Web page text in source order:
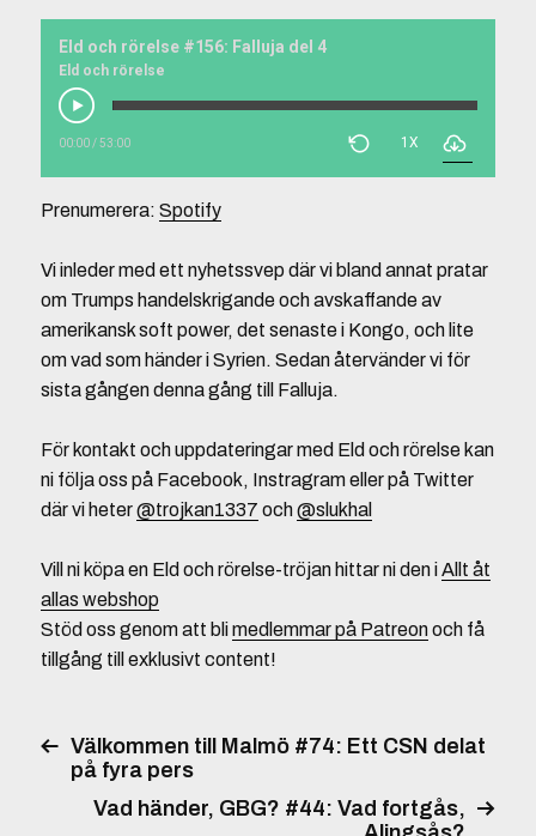
Eld och rörelse #156: Falluja del 4
Eld och rörelse
00:00/53:00 1X
Prenumerera: Spotify
Vi inleder med ett nyhetssvep där vi bland annat pratar
om Trumps handelskrigande och avskaffande av
amerikansk soft power, det senaste i Kongo, och lite
om vad som händer i Syrien. Sedan återvänder vi för
sista gången denna gång till Falluja.
För kontakt och uppdateringar med Eld och rörelse kan
ni följa oss på Facebook, Instragram eller på Twitter
där vi heter@trojkan1337 och@slukhal
Vill ni köpa en Eld och rörelse-tröjan hittar ni den iAllt åt
allas webshop
Stöd oss genom att blimedlemmar på Patreonoch få
tillgång till exklusivt content!
Välkommen till Malmö #74: Ett CSN delat
på fyra pers
Vad händer, GBG? #44: Vad fortgås,